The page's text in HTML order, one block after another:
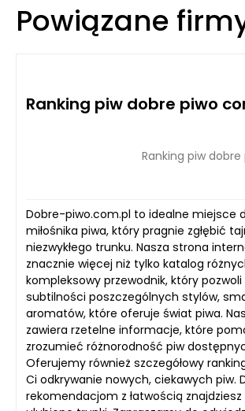
Powiązane
Ranking piw dobre piwo
Ranking piw
Dobre-piwo.com.pl to idealne miejsce
miłośnika piwa, który pragnie zgłębić
niezwykłego trunku. Nasza strona
znacznie więcej niż tylko katalog
kompleksowy przewodnik, który
subtilności poszczególnych stylów,
aromatów, które oferuje świat piwa.
zawiera rzetelne informacje, które
zrozumieć różnorodność piw
Oferujemy również szczegółowy
Ci odkrywanie nowych, ciekawych piw.
rekomendacjom z łatwością